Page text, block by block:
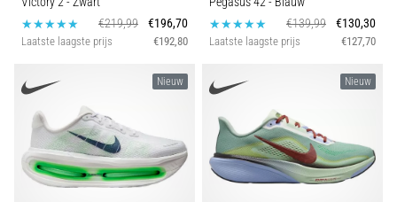
wendbaarheid
en
voer
deze
correct
uit,
Model
Schoenbreedte
Spike type
€219,99
€196,70
Laatste laagste prijs €192,80
€139,99
€130,30
Laatste laagste prijs €127,70
Nieuw Nieuw